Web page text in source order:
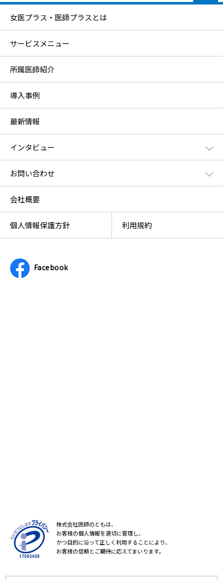
女医プラス・医師プラスとは
サービスメニュー
所属医師紹介
導入事例
最新情報
インタビュー
お問い合わせ
会社概要
個人情報保護方針 利用規約
Facebook
株式会社医師のともは、
お客様の個人情報を適切に管理し、
かつ目的に沿って正しく利用することにより、
お客様の信頼とご期待に応えてまいります。